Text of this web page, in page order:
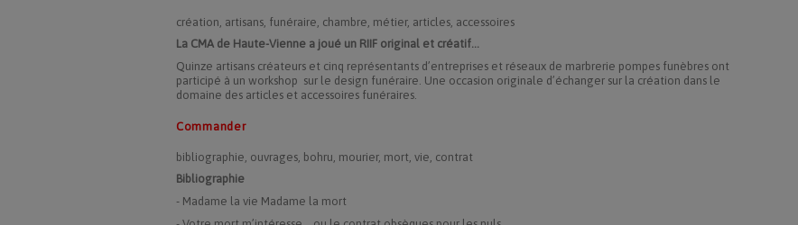
création, artisans, funéraire, chambre, métier, articles, accessoires
La CMA de Haute-Vienne a joué un RIIF original et créatif...
Quinze artisans créateurs et cinq représentants d’entreprises et réseaux de marbrerie pompes funèbres ont
participé à un workshop sur le design funéraire. Une occasion originale d’échanger sur la création dans le
domaine des articles et accessoires funéraires.
Commander
bibliographie, ouvrages, bohru, mourier, mort, vie, contrat
Bibliographie
- Madame la vie Madame la mort